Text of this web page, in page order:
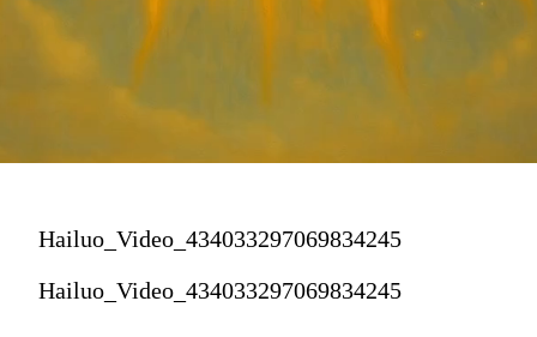
Hailuo_Video_434033297069834245
Hailuo_Video_434033297069834245